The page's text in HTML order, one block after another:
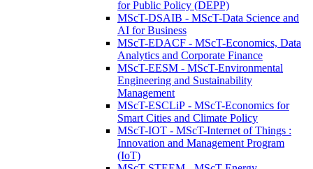
for Public Policy (DEPP)
MScT-DSAIB - MScT-Data Science and
AI for Business
MScT-EDACF - MScT-Economics, Data
Analytics and Corporate Finance
MScT-EESM - MScT-Environmental
Engineering and Sustainability
Management
MScT-ESCLiP - MScT-Economics for
Smart Cities and Climate Policy
MScT-IOT - MScT-Internet of Things :
Innovation and Management Program
(IoT)